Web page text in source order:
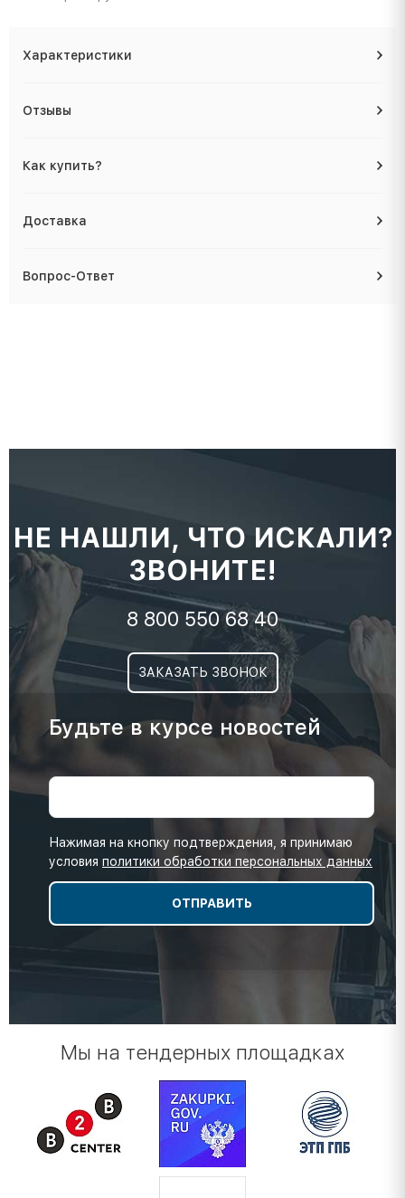
Характеристики
Отзывы
Как купить?
Доставка
Вопрос-Ответ
НЕ НАШЛИ, ЧТО ИСКАЛИ?
ЗВОНИТЕ!
8 800 550 68 40
ЗАКАЗАТЬ ЗВОНОК
Будьте в курсе новостей
Нажимая на кнопку подтверждения, я принимаю
условия политики обработки персональных данных
Мы на тендерных площадках